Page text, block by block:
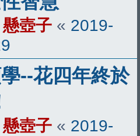
懸壺子 « 2019-
--花四年終於
懸壺子 « 2019-